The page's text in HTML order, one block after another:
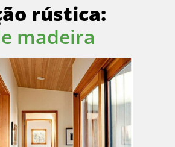
rústica:
madeira